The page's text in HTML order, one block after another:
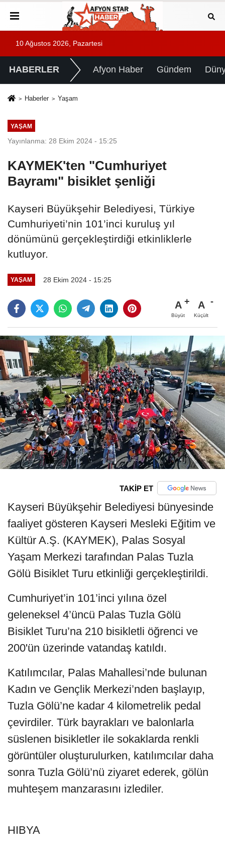
10 Ağustos 2026, Pazartesi
HABERLER Afyon Haber Gündem
Haberler Yaşam
YAŞAM
Yayınlanma: 28 Ekim 2024 - 15:25
KAYMEK'ten "Cumhuriyet
Bayramı" bisiklet şenliği
Kayseri Büyükşehir Belediyesi, Türkiye
Cumhuriyeti’nin 101’inci kuruluş yıl
dönümünü gerçekleştirdiği etkinliklerle
kutluyor.
YAŞAM 28 Ekim 2024 - 15:25
A
Büyüt
A
Küçült
TAKİP ET
Kayseri Büyükşehir Belediyesi bünyesinde
faaliyet gösteren Kayseri Mesleki Eğitim ve
Kültür A.Ş. (KAYMEK), Palas Sosyal
Yaşam Merkezi tarafından Palas Tuzla
Gölü Bisiklet Turu etkinliği gerçekleştirildi.
Cumhuriyet’in 101’inci yılına özel
geleneksel 4’üncü Palas Tuzla Gölü
Bisiklet Turu’na 210 bisikletli öğrenci ve
200'ün üzerinde vatandaş katıldı.
Katılımcılar, Palas Mahallesi’nde bulunan
Kadın ve Gençlik Merkezi’nden başlayıp,
Tuzla Gölü’ne kadar 4 kilometrelik pedal
çevirdiler. Türk bayrakları ve balonlarla
süslenen bisikletler ile sokaklarda renkli
görüntüler oluşturulurken, katılımcılar daha
sonra Tuzla Gölü’nü ziyaret ederek, gölün
muhteşem manzarasını izlediler.
HIBYA